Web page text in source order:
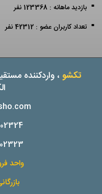
بازدید ماهانه : 123368 نفر
تعداد کاربران عضو : 42312 نفر
تکشو ، واردکننده
واحد